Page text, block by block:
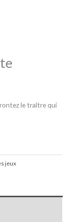
le traître qui
jeux